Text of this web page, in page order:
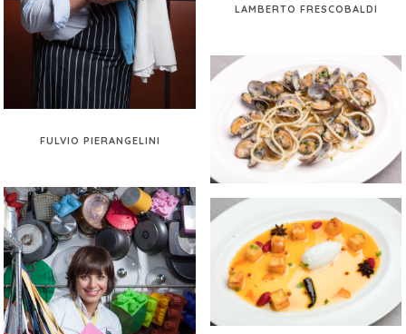
LAMBERTO FRESCOBALDI
FULVIO PIERANGELINI